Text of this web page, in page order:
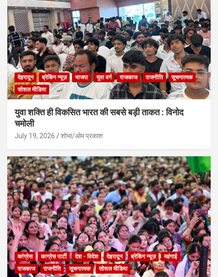
देहरादून ब्रेकिंग न्यूज़ भाजपा युवा वर्ग राजकाज राजनीति
सूचनात्मक
सोशल मीडिया
युवा शक्ति ही विकसित भारत की सबसे बड़ी ताकत : विनोद
चमोली
July 19, 2026 शोभा/ओम प्रकाश
कांग्रेस काग्रेस पार्टी देश - विदेश देहरादून ब्रेकिंग न्यूज़
महंगाई
राजकाज
राजनीति सूचनात्मक सोशल मीडिया